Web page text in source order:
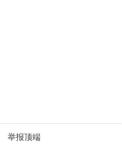
举报顶端